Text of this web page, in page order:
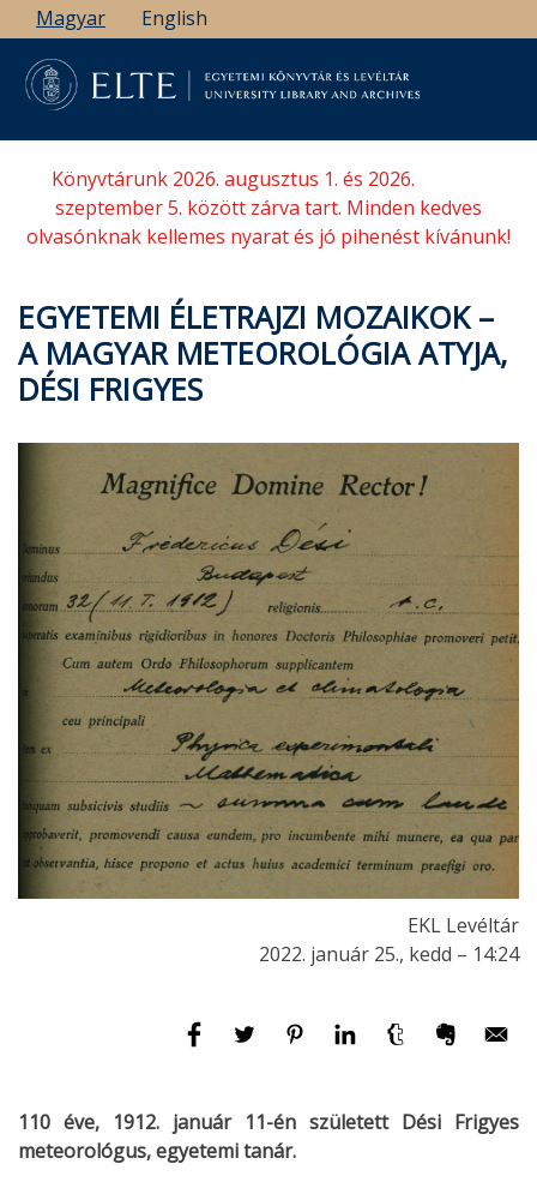
Ugrás
a
tartalomra
Magyar English
Könyvtárunk 2026. augusztus 1. és 2026.
szeptember 5. között zárva tart. Minden kedves
olvasónknak kellemes nyarat és jó pihenést kívánunk!
EGYETEMI ÉLETRAJZI MOZAIKOK –
A MAGYAR METEOROLÓGIA ATYJA,
DÉSI FRIGYES
EKL Levéltár
2022. január 25., kedd – 14:24
110 éve, 1912. január 11-én született Dési Frigyes
meteorológus, egyetemi tanár.